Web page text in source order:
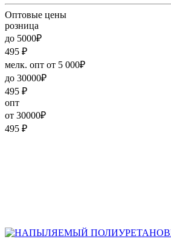
Оптовые цены
розница
до 5000₽
495 ₽
мелк. опт от 5 000₽
до 30000₽
495 ₽
опт
от 30000₽
495 ₽